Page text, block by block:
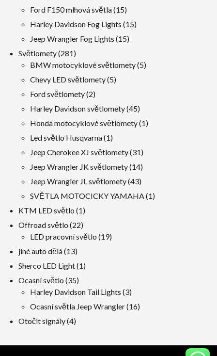
produkty
Ford F150 mlhová světla 1515
produkty
Harley Davidson Fog Lights 1515
Jeep Wrangler Fog Lights 1515
Světlomety 281281
produkty
BMW motocyklové světlomety 55
Chevy LED světlomety 55
Ford světlomety 22
produkty
Harley Davidson světlomety 4545
produkty
Honda motocyklové světlomety 11
Led světlo Husqvarna 11
produkt
Jeep Cherokee XJ světlomety 3131
produkty
Jeep Wrangler JK světlomety 1414
produkty
Jeep Wrangler JL světlomety 4343
produkty
SVĚTLA MOTOCICKY YAMAHA 11
KTM LED světlo 11
produkt
Offroad světlo 2222
produkty
LED pracovní světlo 1919
jiné auto dělá 1313
produkty
Sherco LED Light 11
Ocasní světlo 3535
produkty
Harley Davidson Tail Lights 33
produkty
Ocasní světla Jeep Wrangler 1616
Otočit signály 44